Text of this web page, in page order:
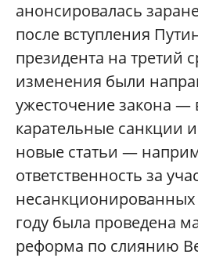
анонсировалась
после вступления
президента на третий
изменения были
ужесточение закона —
карательные санкции
новые статьи —
ответственность за
несанкционированных
году была проведена
реформа по слиянию